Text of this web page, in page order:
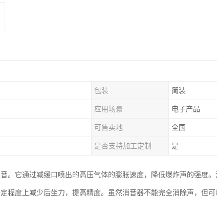
包装 简装
应用场景 电子产品
可售卖地 全国
是否支持加工定制 是
。它通过减缓口喷出的高压气体的膨胀速度，降低爆炸声的强度
程度上减少后坐力，提高精度。虽然消音器不能完全消除声，但